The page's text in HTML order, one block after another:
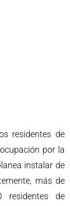
residentes de
por la
instalar de
más de
residentes de